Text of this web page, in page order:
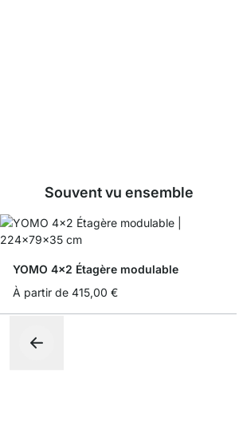
Souvent vu ensemble
YOMO 4x2 Étagère modulable
À partir de 415,00 €